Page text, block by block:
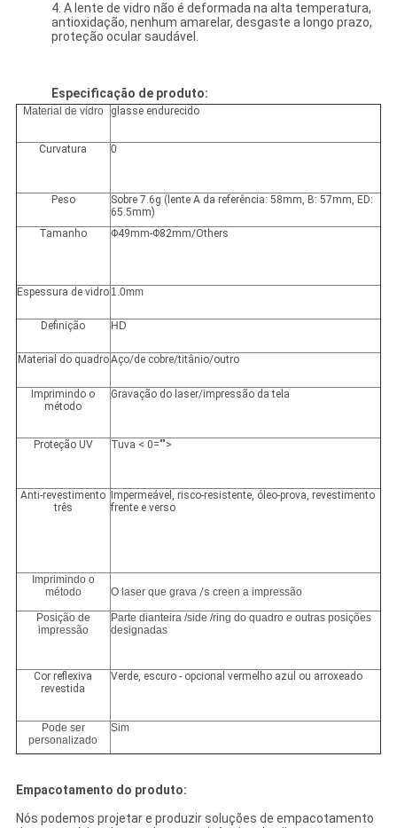
4. A lente de vidro não é deformada na alta temperatura,
antioxidação, nenhum amarelar, desgaste a longo prazo,
proteção ocular saudável.
Especificação de produto:
Material de vidro glasse endurecido
Curvatura 0
Peso
Sobre 7.6g (lente A da referência: 58mm, B: 57mm, ED:
65.5mm)
Tamanho
Φ49mm-Φ82mm/Others
Espessura de vidro 1.0mm
Definição HD
Material do quadroAço/de cobre/titânio/outro
Imprimindo o
método
Gravação do laser/impressão da tela
Proteção UV Tuva < 0="">
Anti-revestimento
três
Impermeável, risco-resistente, óleo-prova, revestimento
frente e verso
Imprimindo o
método
O laser que grava/s creen a impressão
Posição de
impressão
Parte dianteira /side /ring do quadro e outras posições
designadas
Cor reflexiva
revestida
Verde, escuro - opcional vermelho azul ou arroxeado
Pode ser
personalizado
Sim
Empacotamento do produto:
Nós podemos projetar e produzir soluções de empacotamento